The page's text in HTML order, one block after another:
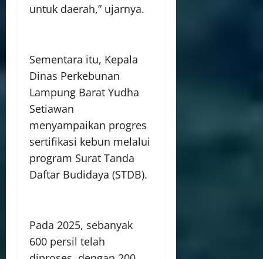
untuk daerah,” ujarnya.
Sementara itu, Kepala
Dinas Perkebunan
Lampung Barat Yudha
Setiawan
menyampaikan progres
sertifikasi kebun melalui
program Surat Tanda
Daftar Budidaya (STDB).
Pada 2025, sebanyak
600 persil telah